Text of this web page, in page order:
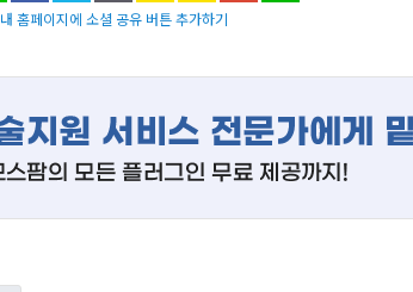
내 홈페이지에 소셜 공유 버튼 추가하기